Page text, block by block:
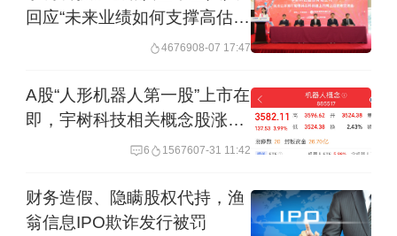
接受度培育周期长、市场推广不及预期
的风险，进而可能对公司的经营业绩造
此外，该公司2024年度毛利率也有所下
降，2023年度～2025年度主营业务毛利
率分别为87.45%、81.50%和82.26%。
赛克赛斯称，主要系发行人优化销售体
回应“未来业绩如何支撑高估
4676908-07 17:47
A股“人形机器人第一股”上市在
即，宇树科技相关概念股涨超
6 1567607-31 11:42
财务造假、隐瞒股权代持，渔
翁信息IPO欺诈发行被罚